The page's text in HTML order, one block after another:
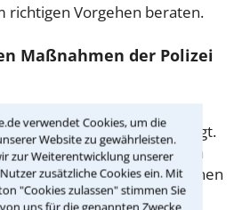
verwendet Cookies, um die
Website zu gewährleisten.
zur Weiterentwicklung unserer
zusätzliche Cookies ein. Mit
"Cookies zulassen" stimmen Sie
richtigen Vorgehen beraten.
Maßnahmen der Polizei
haben die Befugnisse
eigenen Gesetzen festgelegt.
mit ihrer Durchführung auch
Maßnahme noch an, können
erheben. Gegen